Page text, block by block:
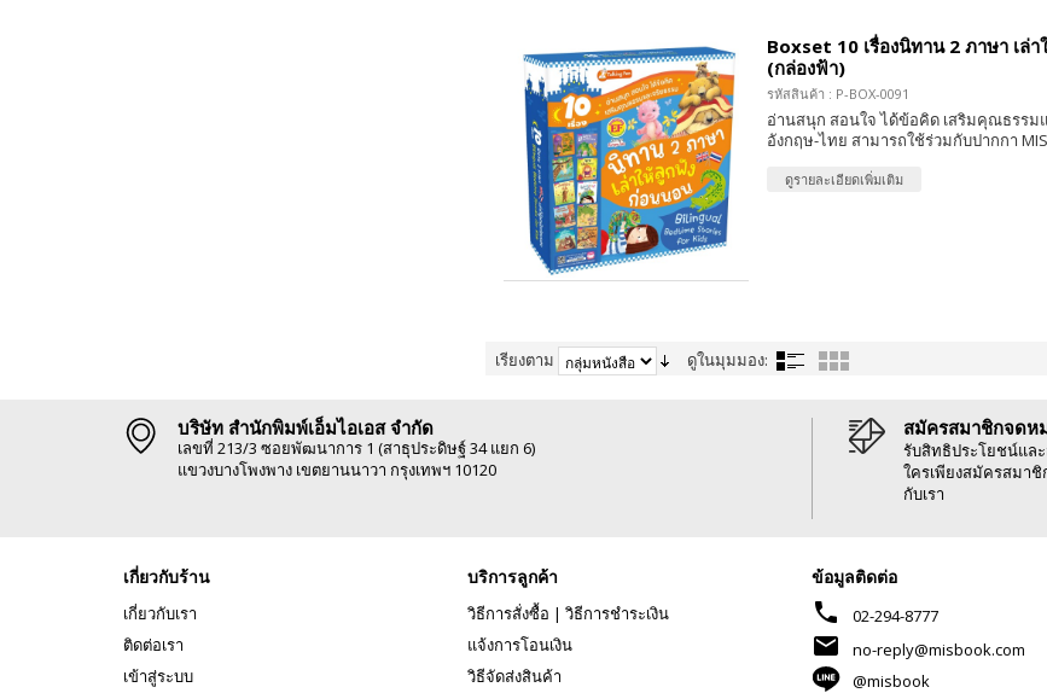
Boxset 10 เรื่องนิทาน 2 ภาษา เล่
(กล่องฟ้า)
รหัสสินค้า : P-BOX-0091
อ่านสนุก สอนใจ ได้ข้อคิด เสริมคุณธรรม
อังกฤษ-ไทย สามารถใช้ร่วมกับปากกา
ดูรายละเอียดเพิ่มเติม
เรียงตาม ดูในมุมมอง:
บริษัท สำนักพิมพ์เอ็มไอเอส จำกัด
เลขที่ 213/3 ซอยพัฒนาการ 1 (สาธุประดิษฐ์ 34 แยก 6)
แขวงบางโพงพาง เขตยานนาวา กรุงเทพฯ 10120
สมัครสมาชิกจดห
รับสิทธิประโยชน์แล
ใครเพียงสมัครสมา
กับเรา
เกี่ยวกับร้าน
เกี่ยวกับเรา
ติดต่อเรา
เข้าสู่ระบบ
บริการลูกค้า
วิธีการสั่งซื้อ | วิธีการชำระเงิน
แจ้งการโอนเงิน
วิธีจัดส่งสินค้า
ข้อมูลติดต่อ
phone 02-294-8777
mail
no-reply@misbook.com
@misbook